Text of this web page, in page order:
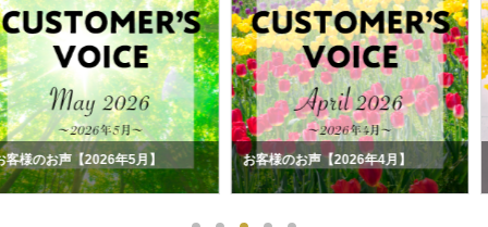
年5月】 お客様のお声【2026年4月】 お客様のお声【